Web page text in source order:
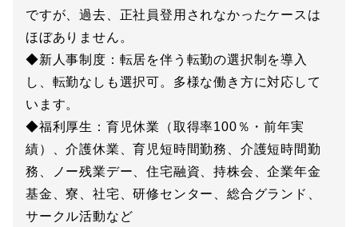
ですが、過去、正社員登用されなかったケースは
ほぼありません。
◆新人事制度：転居を伴う転勤の選択制を導入
し、転勤なしも選択可。多様な働き方に対応して
います。
◆福利厚生：育児休業（取得率100％・前年実
績）、介護休業、育児短時間勤務、介護短時間勤
務、ノー残業デー、住宅融資、持株会、企業年金
基金、寮、社宅、研修センター、総合グランド、
サークル活動など